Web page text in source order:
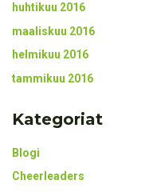
huhtikuu 2016
maaliskuu 2016
helmikuu 2016
tammikuu 2016
Kategoriat
Blogi
Cheerleaders